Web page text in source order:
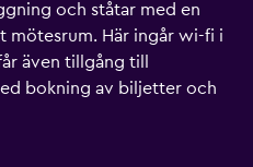
och ståtar med en
mötesrum. Här ingår wi-fi i
även tillgång till
bokning av biljetter och
Hotel Am Brauhaus
tv:n kan du se